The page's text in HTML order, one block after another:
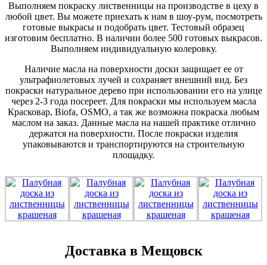
Выполняем покраску лиственницы на производстве в цеху в
любой цвет. Вы можете приехать к нам в шоу-рум, посмотреть
готовые выкрасы и подобрать цвет. Тестовый образец
изготовим бесплатно. В наличии более 500 готовых выкрасов.
Выполняем индивидуальную колеровку.
Наличие масла на поверхности доски защищает ее от
ультрафиолетовых лучей и сохраняет внешний вид. Без
покраски натуральное дерево при использовании его на улице
через 2-3 года посереет. Для покраски мы используем масла
Красковар, Biofa, OSMO, а так же возможна покраска любым
маслом на заказ. Данные масла на нашей практике отлично
держатся на поверхности. После покраски изделия
упаковываются и транспортируются на строительную
площадку.
Доставка в Мещовск